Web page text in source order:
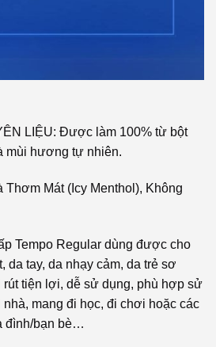
LIỆU: Được làm 100% từ bột
mùi hương tự nhiên.
Mát (Icy Menthol), Không
Tempo Regular dùng được cho
da tay, da nhạy cảm, da trẻ sơ
rút tiện lợi, dễ sử dụng, phù hợp sử
mang đi học, đi chơi hoặc các
đình/bạn bè…